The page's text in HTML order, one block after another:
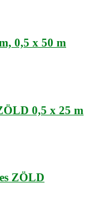
0,5 x 50 m
0,5 x 25 m
ZÖLD